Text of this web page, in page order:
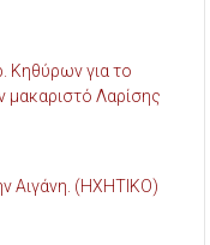
Κηθύρων για το
μακαριστό Λαρίσης
Αιγάνη. (ΗΧΗΤΙΚΟ)